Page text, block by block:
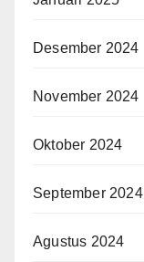
Desember 2024
November 2024
Oktober 2024
September 2024
Agustus 2024